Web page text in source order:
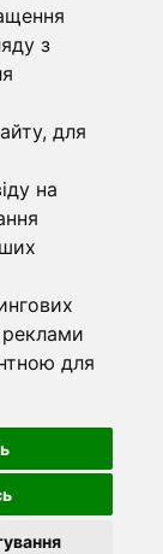
з
, для
на
для